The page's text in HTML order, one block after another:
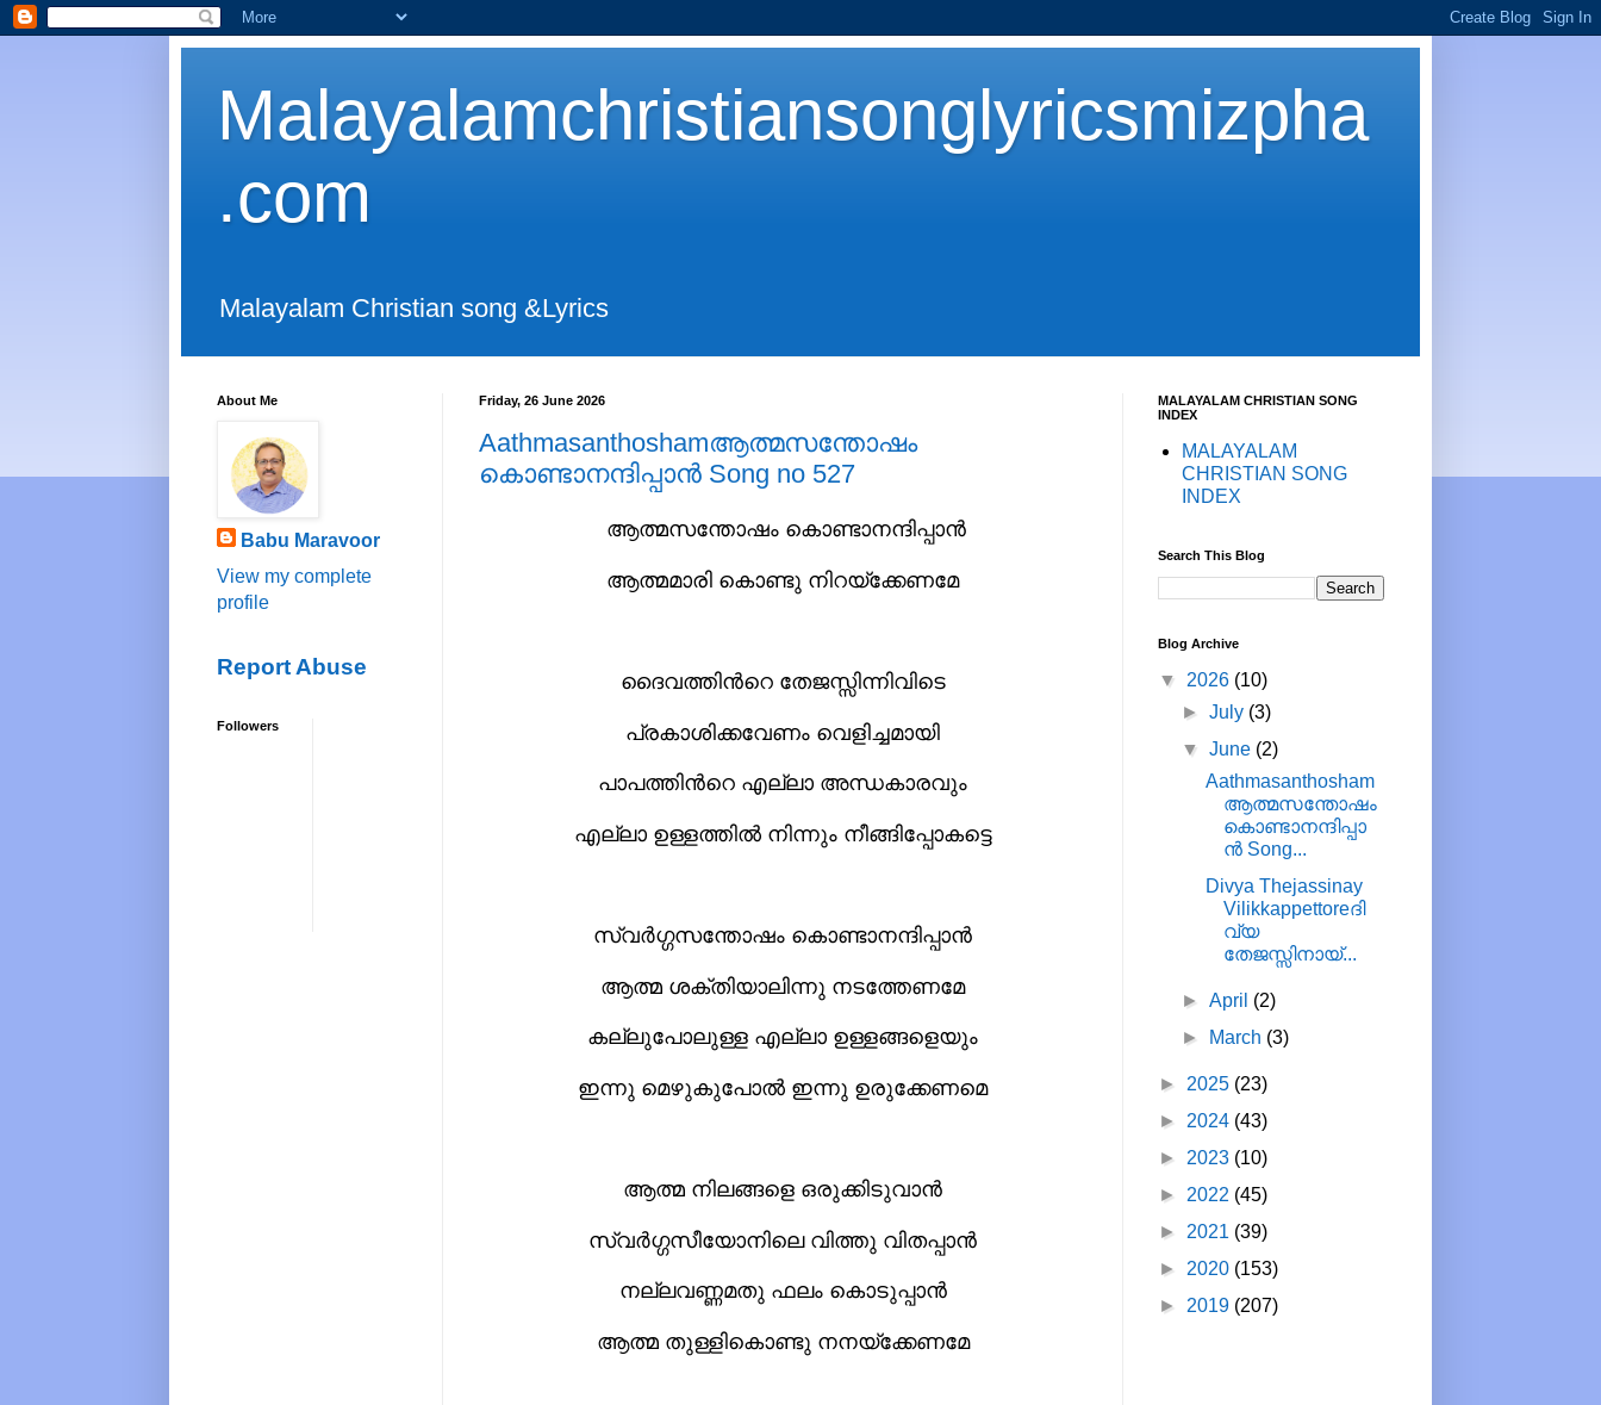
Malayalamchristiansonglyricsmizpha
.com
Malayalam Christian song &Lyrics
Friday, 26 June 2026
Aathmasanthoshamആത്മസന്തോഷം
കൊണ്ടാനന്ദിപ്പാൻ Song no 527
ആത്മസന്തോഷം കൊണ്ടാനന്ദിപ്പാൻ
ആത്മമാരി കൊണ്ടു നിറയ്ക്കേണമേ
ദൈവത്തിന്‍റെ തേജസ്സിന്നിവിടെ
പ്രകാശിക്കവേണം വെളിച്ചമായി
പാപത്തിന്‍റെ എല്ലാ അന്ധകാരവും
എല്ലാ ഉള്ളത്തിൽ നിന്നും നീങ്ങിപ്പോകട്ടെ
സ്വർഗ്ഗസന്തോഷം കൊണ്ടാനന്ദിപ്പാൻ
ആത്മ ശക്തിയാലിന്നു നടത്തേണമേ
കല്ലുപോലുള്ള എല്ലാ ഉള്ളങ്ങളെയും
ഇന്നു മെഴുകുപോൽ ഇന്നു ഉരുക്കേണമെ
ആത്മ നിലങ്ങളെ ഒരുക്കിടുവാൻ
സ്വർഗ്ഗസീയോനിലെ വിത്തു വിതപ്പാൻ
നല്ലവണ്ണമതു ഫലം കൊടുപ്പാൻ
ആത്മ തുള്ളികൊണ്ടു നനയ്ക്കേണമേ
About Me
Babu Maravoor
View my complete
profile
Report Abuse
Followers
MALAYALAM CHRISTIAN SONG
INDEX
MALAYALAM
CHRISTIAN SONG
INDEX
Search This Blog
Blog Archive
▼ 2026 (10)
►July (3)
▼June (2)
Aathmasanthosham
ആത്മസന്തോഷം
കൊണ്ടാനന്ദിപ്പാ
ൻ Song...
Divya Thejassinay
Vilikkappettoreദി
വ്യ
തേജസ്സിനായ്...
►April (2)
►
March (3)
► 2025 (23)
► 2024 (43)
► 2023 (10)
► 2022 (45)
► 2021 (39)
► 2020 (153)
► 2019 (207)